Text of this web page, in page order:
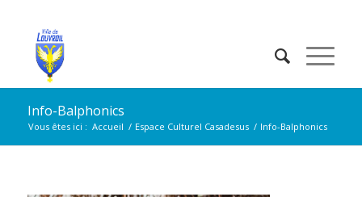
Info-Balphonics
Vous êtes ici : Accueil / Espace Culturel Casadesus / Info-Balphonics